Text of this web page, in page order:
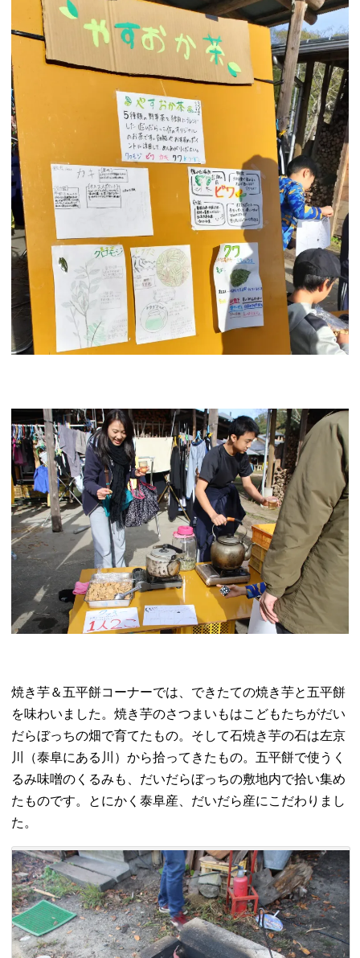
焼き芋＆五平餅コーナーでは、できたての焼き芋と五平餅
を味わいました。焼き芋のさつまいもはこどもたちがだい
だらぼっちの畑で育てたもの。そして石焼き芋の石は左京
川（泰阜にある川）から拾ってきたもの。五平餅で使うく
るみ味噌のくるみも、だいだらぼっちの敷地内で拾い集め
たものです。とにかく泰阜産、だいだら産にこだわりまし
た。